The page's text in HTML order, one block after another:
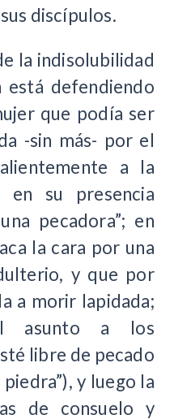
discípulos.
la indisolubilidad
está defendiendo
que podía ser
-sin más- por el
a la
en su presencia
pecadora”; en
la cara por una
y que por
a morir lapidada;
asunto a los
libre de pecado
y luego la
de consuelo y